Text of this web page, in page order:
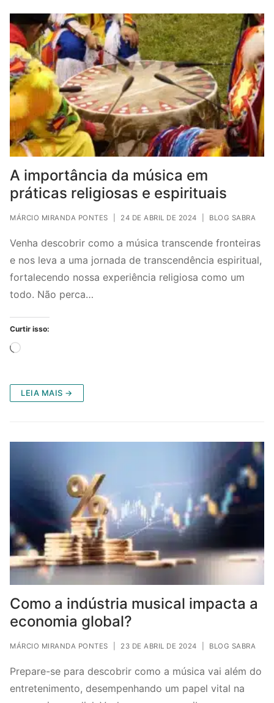
A importância da música em
práticas religiosas e espirituais
MÁRCIO MIRANDA PONTES 24 DE ABRIL DE 2024 BLOG SABRA
Venha descobrir como a música transcende fronteiras
e nos leva a uma jornada de transcendência espiritual,
fortalecendo nossa experiência religiosa como um
todo. Não perca…
Curtir isso:
Carregando...
LEIA MAIS →
Como a indústria musical impacta a
economia global?
MÁRCIO MIRANDA PONTES 23 DE ABRIL DE 2024 BLOG SABRA
Prepare-se para descobrir como a música vai além do
entretenimento, desempenhando um papel vital na